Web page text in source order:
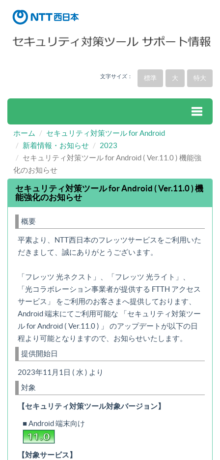
文字サイズ： 標準 大 特大
ホーム
セキュリティ対策ツール for Android
新着情報・お知らせ
2023
セキュリティ対策ツール for Android ( Ver.11.0 ) 機能強
化のお知らせ
セキュリティ対策ツール for Android ( Ver.11.0 ) 機
能強化のお知らせ
概要
平素より、NTT西日本のフレッツサービスをご利用いた
だきまして、誠にありがとうございます。
「フレッツ 光ネクスト」、「フレッツ 光ライト」、
「光コラボレーション事業者が提供する FTTH アクセス
サービス」 をご利用のお客さまへ提供しております、
Android 端末にてご利用可能な 「セキュリティ対策ツー
ル for Android ( Ver.11.0 ) 」 のアップデートが以下の日
程より可能となりますので、お知らせいたします。
提供開始日
2023年11月1日 ( 水 ) より
対象
【セキュリティ対策ツール対象バージョン】
■ Android 端末向け
【対象サービス】